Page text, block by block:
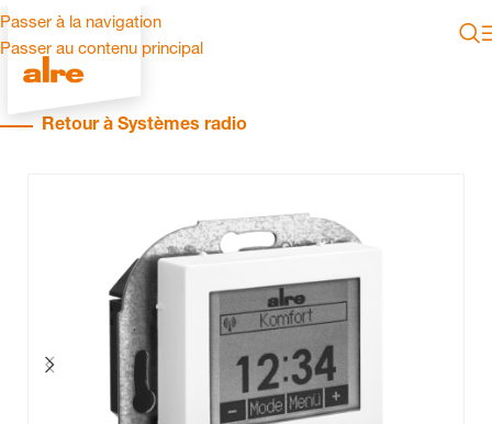
Passer à la navigation
Passer au contenu principal
Retour à Systèmes radio